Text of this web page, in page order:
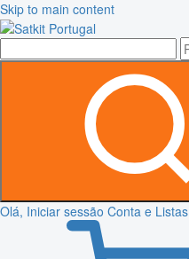
Skip to main content
Olá, Iniciar sessão Conta e Listas